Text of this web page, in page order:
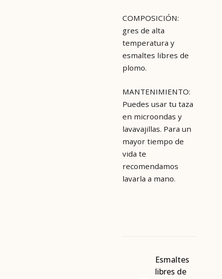
COMPOSICIÓN:
gres de alta
temperatura y
esmaltes libres de
plomo.
MANTENIMIENTO:
Puedes usar tu taza
en microondas y
lavavajillas. Para un
mayor tiempo de
vida te
recomendamos
lavarla a mano.
Esmaltes
libres de